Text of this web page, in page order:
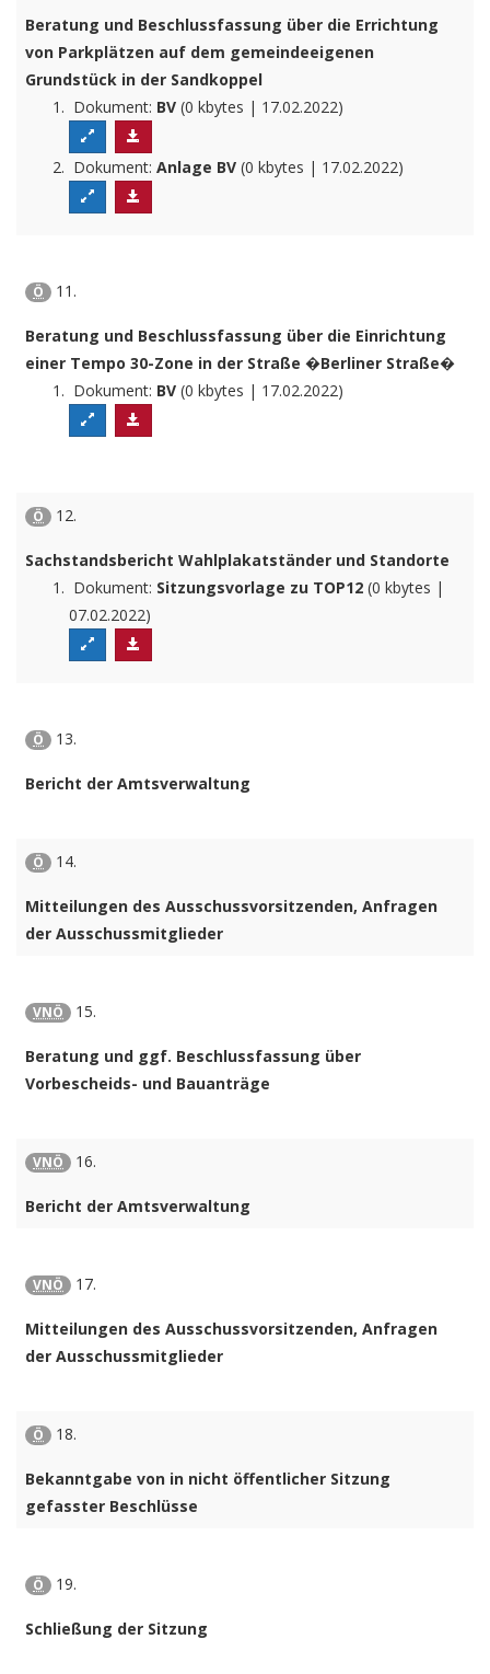
Beratung und Beschlussfassung über die Errichtung
von Parkplätzen auf dem gemeindeeigenen
Grundstück in der Sandkoppel
Dokument: BV (0 kbytes | 17.02.2022)
Dokument: Anlage BV (0 kbytes | 17.02.2022)
Ö 11.
Beratung und Beschlussfassung über die Einrichtung
einer Tempo 30-Zone in der Straße �Berliner Straße�
Dokument: BV (0 kbytes | 17.02.2022)
Ö 12.
Sachstandsbericht Wahlplakatständer und Standorte
Dokument: Sitzungsvorlage zu TOP12 (0 kbytes |
07.02.2022)
Ö 13.
Bericht der Amtsverwaltung
Ö 14.
Mitteilungen des Ausschussvorsitzenden, Anfragen
der Ausschussmitglieder
VNÖ 15.
Beratung und ggf. Beschlussfassung über
Vorbescheids- und Bauanträge
VNÖ 16.
Bericht der Amtsverwaltung
VNÖ 17.
Mitteilungen des Ausschussvorsitzenden, Anfragen
der Ausschussmitglieder
Ö 18.
Bekanntgabe von in nicht öffentlicher Sitzung
gefasster Beschlüsse
Ö 19.
Schließung der Sitzung